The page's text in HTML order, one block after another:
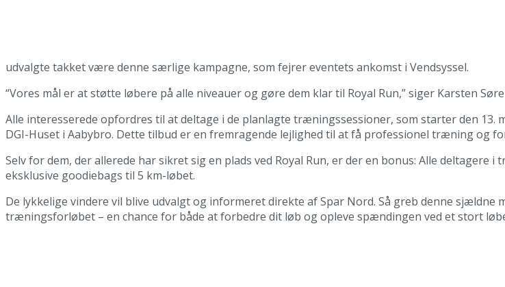
udvalgte takket være denne særlige kampagne, som fejrer eventets ankomst i Vendsyssel.
“Vores mål er at støtte løbere på alle niveauer og gøre dem klar til Royal Run,” siger Karsten
Alle interesserede opfordres til at deltage i de planlagte træningssessioner, som starter den 13.
DGI-Huset i Aabybro. Dette tilbud er en fremragende lejlighed til at få professionel træning og
Selv for dem, der allerede har sikret sig en plads ved Royal Run, er der en bonus: Alle
eksklusive goodiebags til 5 km-løbet.
De lykkelige vindere vil blive udvalgt og informeret direkte af Spar Nord. Så greb denne
træningsforløbet – en chance for både at forbedre dit løb og opleve spændingen ved et stort